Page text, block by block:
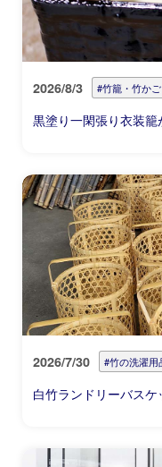
2026/8/3 #竹籠・竹かご
黒塗り一閑張り衣装籠
2026/7/30 #竹の洗濯用
白竹ランドリーバス